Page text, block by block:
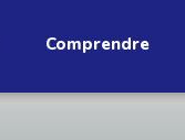
Comprendre